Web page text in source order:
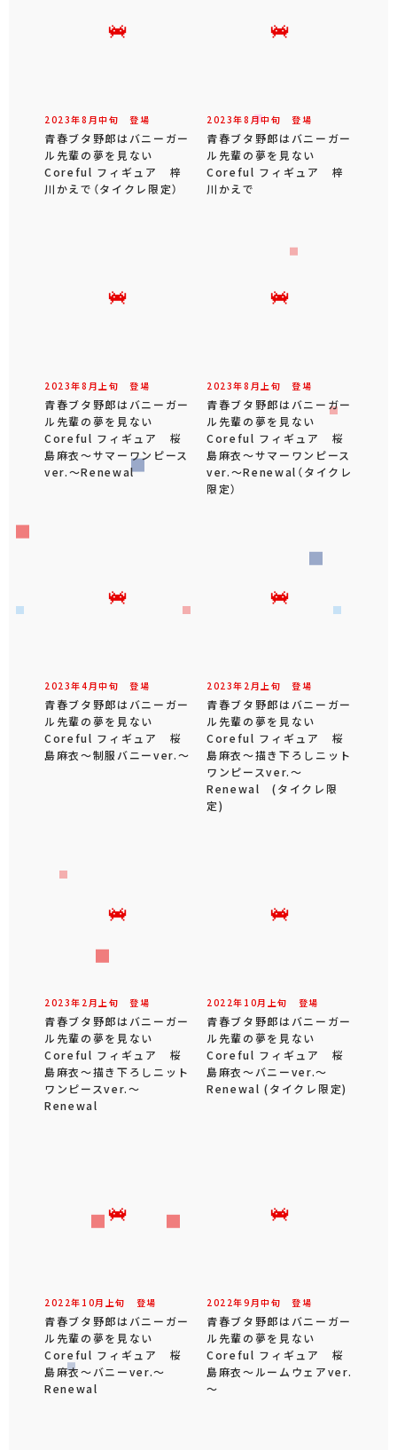
2023年8 月中旬 登場
青春ブタ野郎はバニーガー
ル先輩の夢を見ない
Coreful フィギュア 梓
川かえで（タイクレ限定）
2023年8 月中旬 登場
青春ブタ野郎はバニーガー
ル先輩の夢を見ない
Coreful フィギュア 梓
川かえで
2023年8 月 上旬 登場
青春ブタ野郎はバニーガー
ル先輩の夢を見ない
Coreful フィギュア 桜
島麻衣～サマーワンピース
ver.～Renewal
2023年8 月 上旬 登場
青春ブタ野郎はバニーガー
ル先輩の夢を見ない
Coreful フィギュア 桜
島麻衣～サマーワンピース
ver.～Renewal（タイクレ
限定）
2023年4 月中旬 登場
青春ブタ野郎はバニーガー
ル先輩の夢を見ない
Coreful フィギュア 桜
島麻衣～制服バニーver.～
2023年 2 月 上旬 登場
青春ブタ野郎はバニーガー
ル先輩の夢を見ない
Coreful フィギュア 桜
島麻衣～描き下ろしニット
ワンピースver.～
Renewal (タイクレ限
定)
2023年 2 月 上旬 登場
青春ブタ野郎はバニーガー
ル先輩の夢を見ない
Coreful フィギュア 桜
島麻衣～描き下ろしニット
ワンピースver.～
Renewal
2022年 10月 上旬 登場
青春ブタ野郎はバニーガー
ル先輩の夢を見ない
Coreful フィギュア 桜
島麻衣～バニーver.～
Renewal (タイクレ限定)
2022年 10月 上旬 登場
青春ブタ野郎はバニーガー
ル先輩の夢を見ない
Coreful フィギュア 桜
島麻衣～バニーver.～
Renewal
2022年9 月中旬 登場
青春ブタ野郎はバニーガー
ル先輩の夢を見ない
Coreful フィギュア 桜
島麻衣～ルームウェアver.
～